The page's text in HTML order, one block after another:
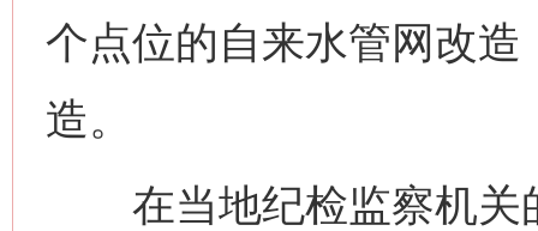
个点位的自来水管网改
造。
在当地纪检监察机关